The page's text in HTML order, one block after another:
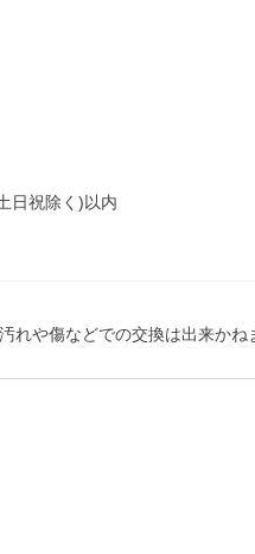
日祝除く)以内
や傷などでの交換は出来かね